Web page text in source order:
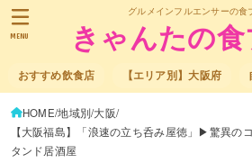
グルメインフルエンサーの食
きゃんたの
おすすめ飲食店 【エリア別】大阪府
MENU
HOME 地域別 大阪
【大阪福島】「浪速の立ち呑み屋徳」▶驚異の
タンド居酒屋